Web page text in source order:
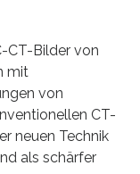
CT-Bilder von
mit
von
CT-
neuen Technik
als schärfer